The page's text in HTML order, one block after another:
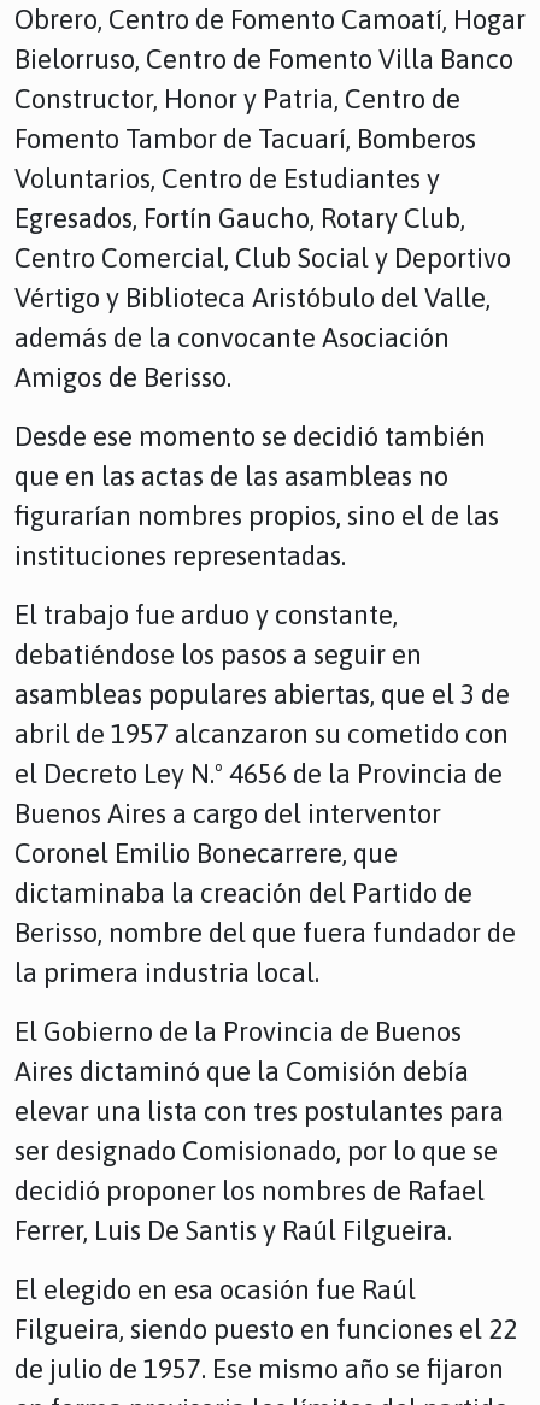
Obrero, Centro de Fomento Camoatí, Hogar
Bielorruso, Centro de Fomento Villa Banco
Constructor, Honor y Patria, Centro de
Fomento Tambor de Tacuarí, Bomberos
Voluntarios, Centro de Estudiantes y
Egresados, Fortín Gaucho, Rotary Club,
Centro Comercial, Club Social y Deportivo
Vértigo y Biblioteca Aristóbulo del Valle,
además de la convocante Asociación
Amigos de Berisso.
Desde ese momento se decidió también
que en las actas de las asambleas no
figurarían nombres propios, sino el de las
instituciones representadas.
El trabajo fue arduo y constante,
debatiéndose los pasos a seguir en
asambleas populares abiertas, que el 3 de
abril de 1957 alcanzaron su cometido con
el Decreto Ley N.º 4656 de la Provincia de
Buenos Aires a cargo del interventor
Coronel Emilio Bonecarrere, que
dictaminaba la creación del Partido de
Berisso, nombre del que fuera fundador de
la primera industria local.
El Gobierno de la Provincia de Buenos
Aires dictaminó que la Comisión debía
elevar una lista con tres postulantes para
ser designado Comisionado, por lo que se
decidió proponer los nombres de Rafael
Ferrer, Luis De Santis y Raúl Filgueira.
El elegido en esa ocasión fue Raúl
Filgueira, siendo puesto en funciones el 22
de julio de 1957. Ese mismo año se fijaron